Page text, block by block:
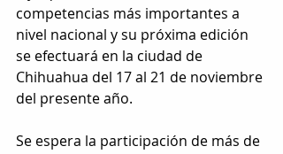
competencias más importantes a
nivel nacional y su próxima edición
se efectuará en la ciudad de
Chihuahua del 17 al 21 de noviembre
del presente año.
Se espera la participación de más de